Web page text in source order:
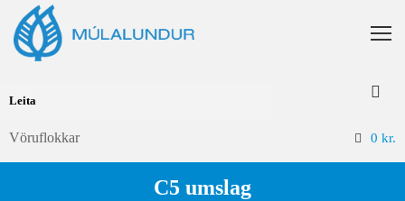
Vöruflokkar 0 kr.
C5 umslag